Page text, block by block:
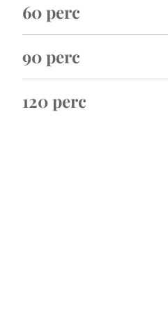
60 perc​
90 perc​
120 perc​